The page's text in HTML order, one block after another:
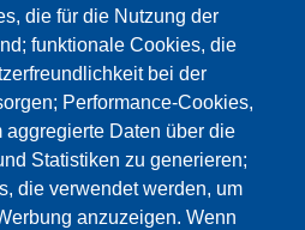
die für die Nutzung der
funktionale Cookies, die
bei der
Performance-Cookies,
Daten über die
Statistiken zu generieren;
die verwendet werden, um
anzuzeigen. Wenn